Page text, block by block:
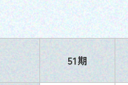
51期